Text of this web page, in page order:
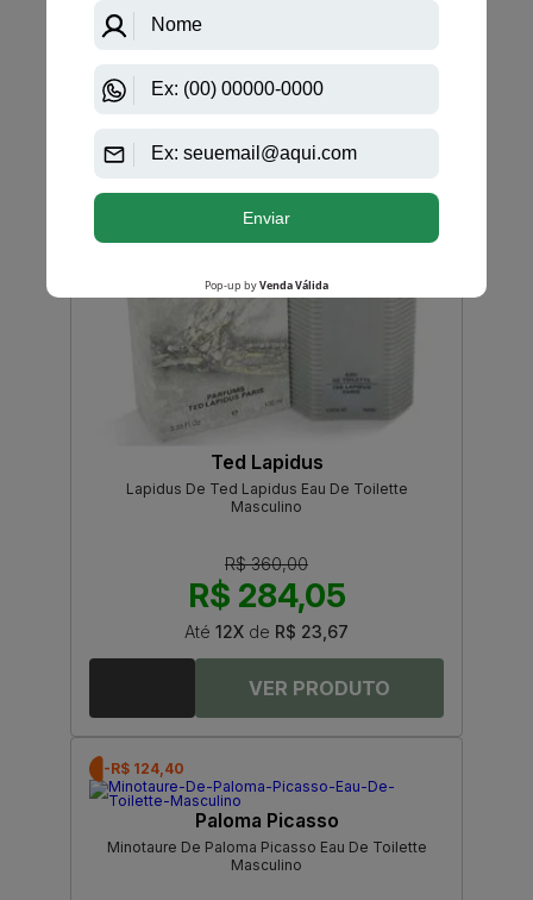
-R$ 75,95
Ted Lapidus
Lapidus De Ted Lapidus Eau De Toilette
Masculino
R$ 360,00
R$ 284,05
Até 12X de R$ 23,67
-R$ 124,40
Paloma Picasso
Minotaure De Paloma Picasso Eau De Toilette
Masculino